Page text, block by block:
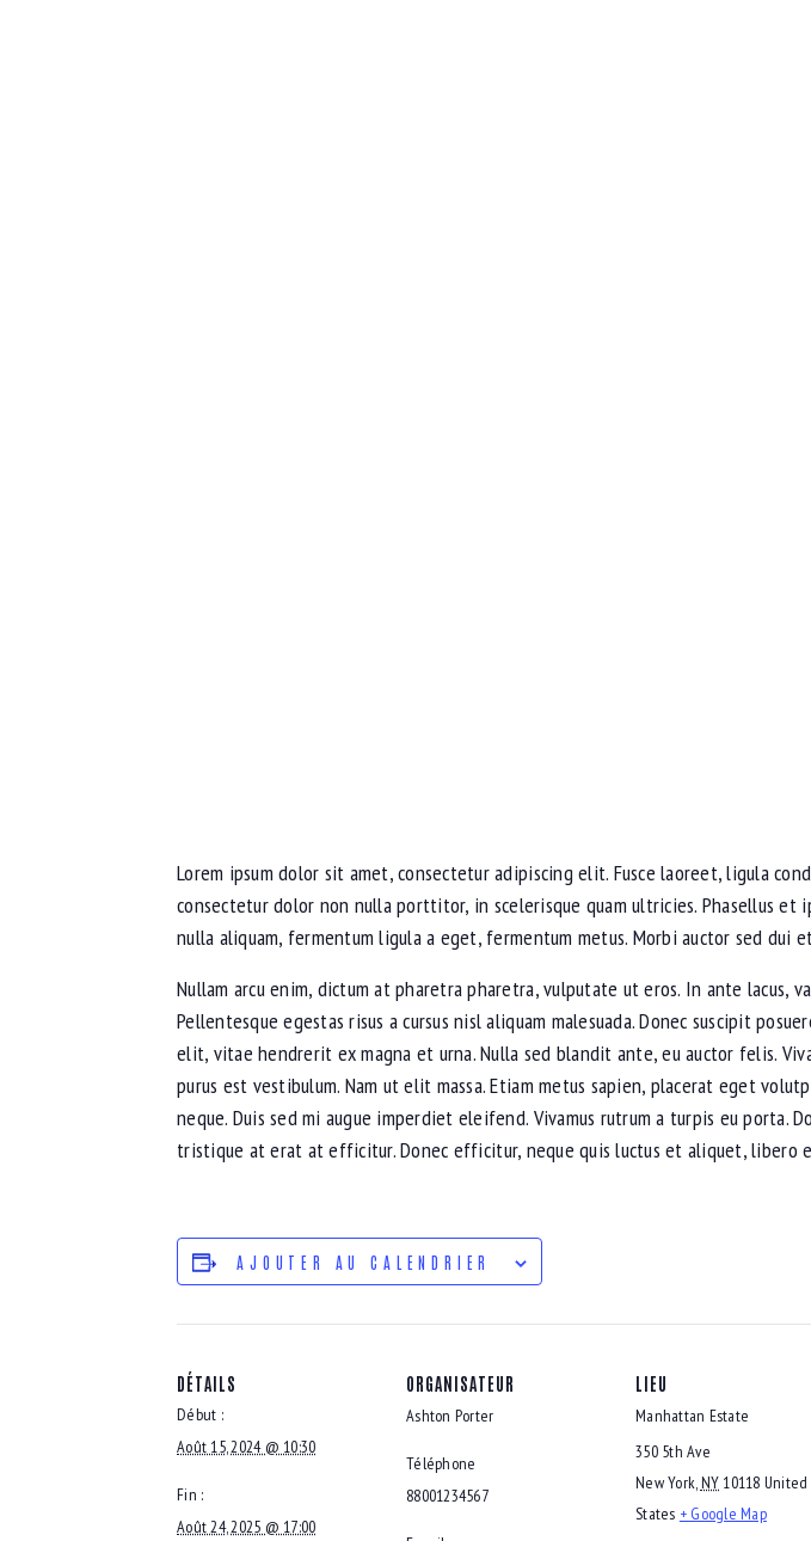
Lorem ipsum dolor sit amet, consectetur adipiscing elit. Fusce laoreet, ligula
consectetur dolor non nulla porttitor, in scelerisque quam ultricies. Phasellus
nulla aliquam, fermentum ligula a eget, fermentum metus. Morbi auctor sed dui
Nullam arcu enim, dictum at pharetra pharetra, vulputate ut eros. In ante lacus,
Pellentesque egestas risus a cursus nisl aliquam malesuada. Donec suscipit
elit, vitae hendrerit ex magna et urna. Nulla sed blandit ante, eu auctor felis.
purus est vestibulum. Nam ut elit massa. Etiam metus sapien, placerat eget
neque. Duis sed mi augue imperdiet eleifend. Vivamus rutrum a turpis eu
tristique at erat at efficitur. Donec efficitur, neque quis luctus et aliquet, libero
AJOUTER AU CALENDRIER
DÉTAILS
Début :
Août 15, 2024 @ 10:30
Fin :
Août 24, 2025 @ 17:00
ORGANISATEUR
Ashton Porter
Téléphone
88001234567
LIEU
Manhattan Estate
350 5th Ave
New York, NY 10118 United
States + Google Map